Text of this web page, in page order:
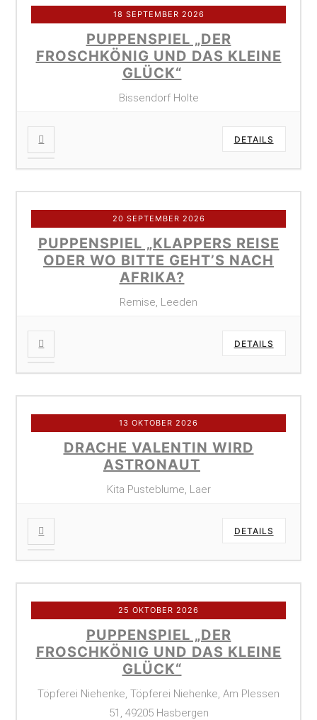
18 SEPTEMBER 2026
PUPPENSPIEL „DER
FROSCHKÖNIG UND DAS KLEINE
GLÜCK“
Bissendorf Holte
DETAILS
20 SEPTEMBER 2026
PUPPENSPIEL „KLAPPERS REISE
ODER WO BITTE GEHT’S NACH
AFRIKA?
Remise, Leeden
DETAILS
13 OKTOBER 2026
DRACHE VALENTIN WIRD
ASTRONAUT
Kita Pusteblume, Laer
DETAILS
25 OKTOBER 2026
PUPPENSPIEL „DER
FROSCHKÖNIG UND DAS KLEINE
GLÜCK“
Töpferei Niehenke, Töpferei Niehenke, Am Plessen
51, 49205 Hasbergen